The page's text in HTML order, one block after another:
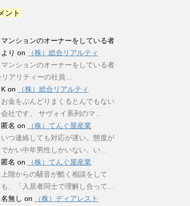
ント
マンションのオーナーをしている者
より on
（株）総合リアルティ
マンションのオーナーをしている者
アリティーの社員…
K on
（株）総合リアルティ
お金をぶんどりまくるとんでもない
会社です。 サヴォイ系列のマ…
匿名 on
（株）てんぐ屋産業
いつ連絡しても対応が遅い。態度が
でかい中年男性しかいない。い…
匿名 on
（株）てんぐ屋産業
上階からの騒音が酷く相談をして
も、「入居者同士で理解し合って…
名無し on
（株）ディアレスト